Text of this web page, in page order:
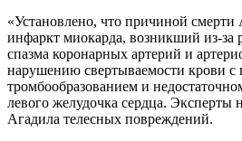
«Установлено, что причиной смерти
инфаркт миокарда, возникший из-за
спазма коронарных артерий и
нарушению свертываемости крови
тромбообразованием и
левого желудочка сердца. Эксперты
Агадила телесных повреждений.